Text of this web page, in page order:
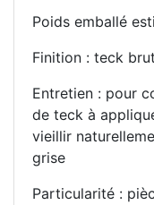
Poids emballé
Finition : teck
Entretien : pour
de teck à
vieillir
grise
Particularité :